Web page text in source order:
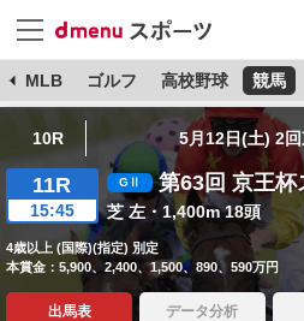
MLB ゴルフ 高校野球 競馬
10R 5月12日(土) 2
11R
15:45
第63回 京王杯
芝 左・1,400m 18頭
4歳以上 (国際)(指定) 別定
本賞金：5,900、2,400、1,500、890、590万円
出馬表 データ分析